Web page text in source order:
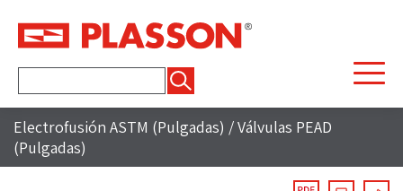
Electrofusión ASTM (Pulgadas) /Válvulas PEAD
(Pulgadas)